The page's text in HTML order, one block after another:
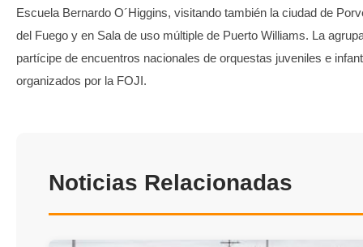
Escuela Bernardo O´Higgins, visitando también la ciudad de
del Fuego y en Sala de uso múltiple de Puerto Williams. La
partícipe de encuentros nacionales de orquestas juveniles e
organizados por la FOJI.
Noticias Relacionadas